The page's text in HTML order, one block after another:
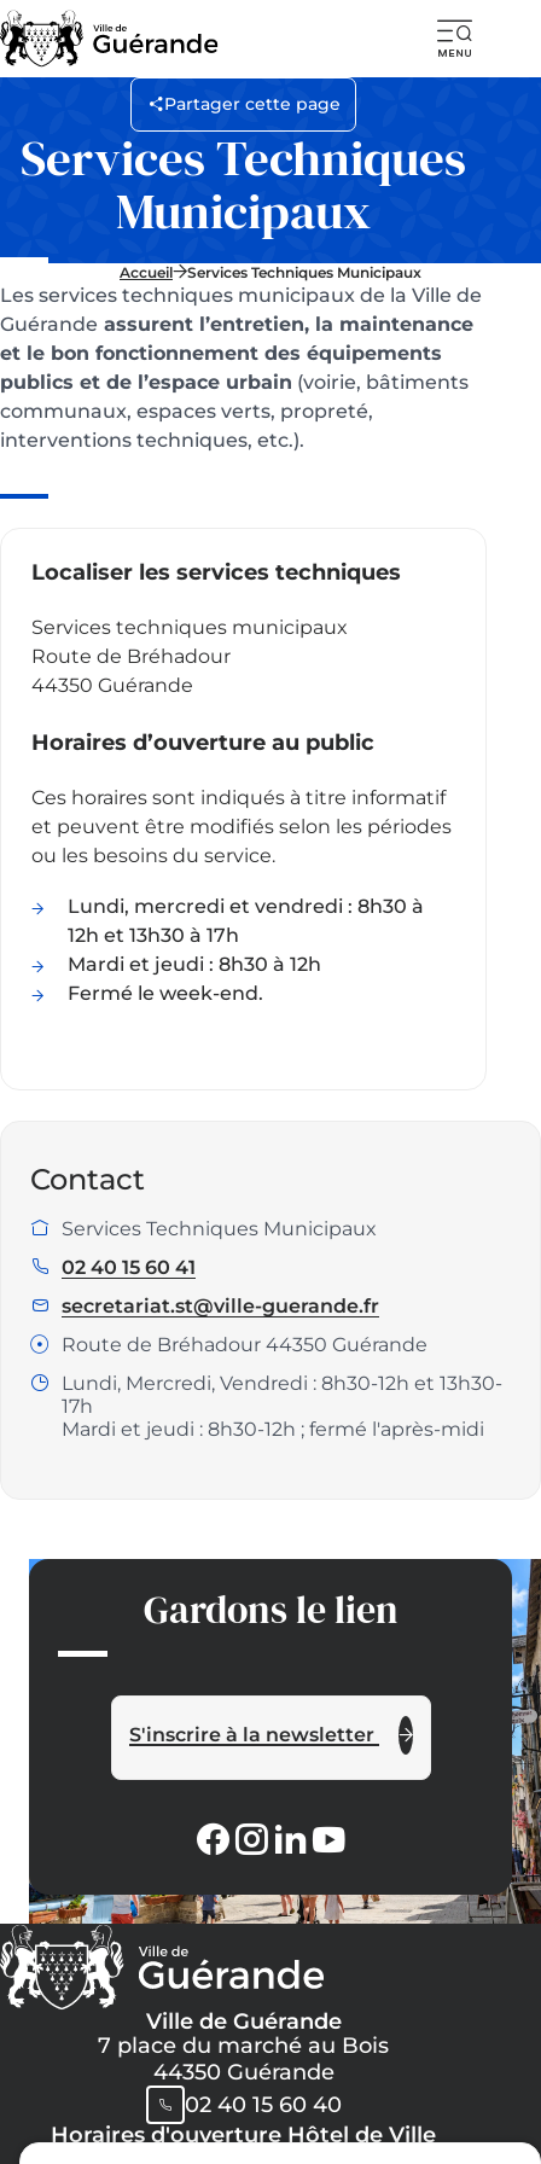
Services Techniques
Municipaux
Partager cette page
Accueil Services Techniques Municipaux
Les services techniques municipaux de la Ville de
Guérande assurent l’entretien, la maintenance
et le bon fonctionnement des équipements
publics et de l’espace urbain (voirie, bâtiments
communaux, espaces verts, propreté,
interventions techniques, etc.).
Localiser les services techniques
Services techniques municipaux
Route de Bréhadour
44350 Guérande
Horaires d’ouverture au public
Ces horaires sont indiqués à titre informatif
et peuvent être modifiés selon les périodes
ou les besoins du service.
Lundi, mercredi et vendredi : 8h30 à
12h et 13h30 à 17h
Mardi et jeudi : 8h30 à 12h
Fermé le week-end.
Contact
Service
Services Techniques Municipaux
Téléphone
02 40 15 60 41
E
m
secretariat.st@ville-guerande.fr
Adresse
Route de Bréhadour 44350 Guérande
Horaires
Lundi, Mercredi, Vendredi : 8h30-12h et 13h30-
17h
Mardi et jeudi : 8h30-12h ; fermé l'après-midi
Gardons le lien
S'inscrire à la newsletter
Ville de Guérande
7 place du marché au Bois
44350 Guérande
02 40 15 60 40
Horaires d'ouverture Hôtel de Ville